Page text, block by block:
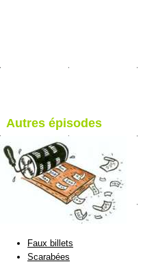
blog de Sirou
Autres épisodes
Faux billets
Scarabées